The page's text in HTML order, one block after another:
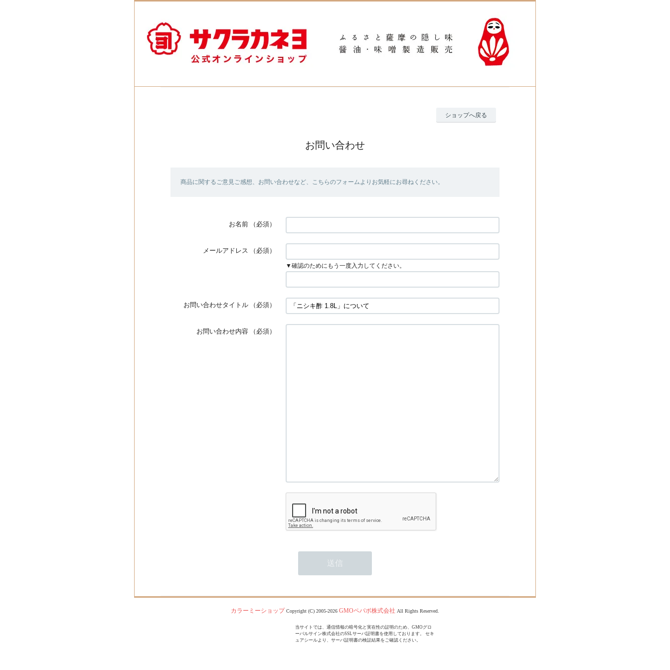
ショップへ戻る
お問い合わせ
商品に関するご意見ご感想、お問い合わせなど、こちらのフォームよりお気軽にお尋ねください。
お名前 （必須）
メールアドレス （必須）
▼確認のためにもう一度入力してください。
お問い合わせタイトル （必須）
お問い合わせ内容 （必須）
カラーミーショップ Copyright (C) 2005-2026 GMOペパボ株式会社 All Rights Reserved.
当サイトでは、通信情報の暗号化と実在性の証明のため、GMOグロ
ーバルサイン株式会社のSSLサーバ証明書を使用しております。 セキ
ュアシールより、サーバ証明書の検証結果をご確認ください。